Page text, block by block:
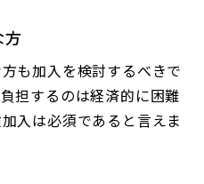
方
も加入を検討するべきで
担するのは経済的に困難
入は必須であると言えま